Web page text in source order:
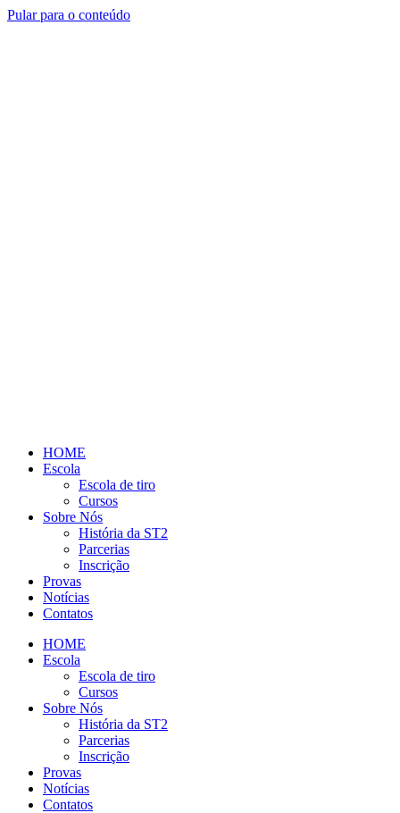
Pular para o conteúdo
HOME
Escola
Escola de tiro
Cursos
Sobre Nós
História da ST2
Parcerias
Inscrição
Provas
Notícias
Contatos
HOME
Escola
Escola de tiro
Cursos
Sobre Nós
História da ST2
Parcerias
Inscrição
Provas
Notícias
Contatos